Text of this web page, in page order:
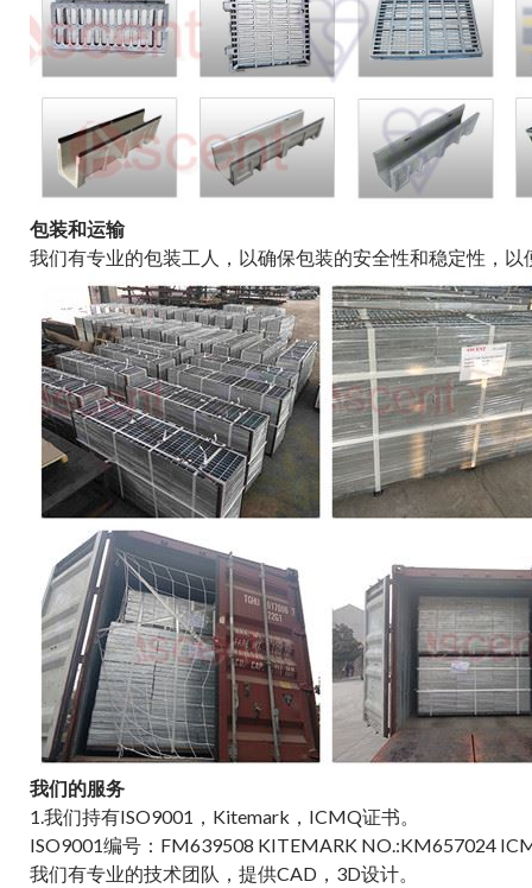
包装和运输
我们有专业的包装工人，以确保包装的安全性和稳定性，以
我们的服务
1.我们持有ISO9001，Kitemark，ICMQ证书。
ISO9001编号：FM639508 KITEMARK NO.:KM657024
我们有专业的技术团队，提供CAD，3D设计。